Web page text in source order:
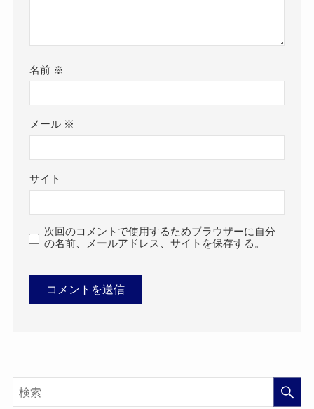
名前 ※
メール ※
サイト
次回のコメントで使用するためブラウザーに自分
の名前、メールアドレス、サイトを保存する。